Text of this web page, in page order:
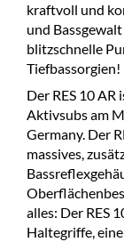
kraftvoll und
und
blitzschnelle
Tiefbassorgien!
Der RES 10
Aktivsubs am
Germany. Der
massives,
alles: Der RES
Haltegriffe,